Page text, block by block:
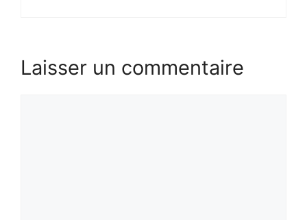
Laisser un commentaire